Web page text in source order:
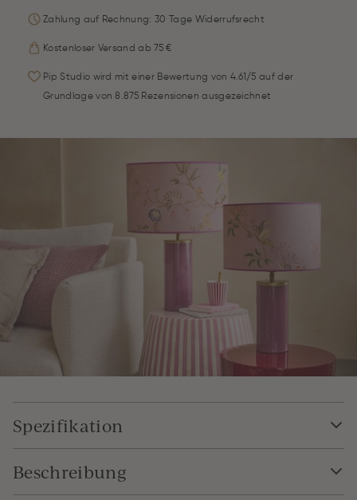
Zahlung auf Rechnung: 30 Tage Widerrufsrecht
Kostenloser Versand ab 75 €
Pip Studio wird mit einer Bewertung von 4.61/5 auf der
Grundlage von 8.875 Rezensionen ausgezeichnet
Spezifikation
Beschreibung